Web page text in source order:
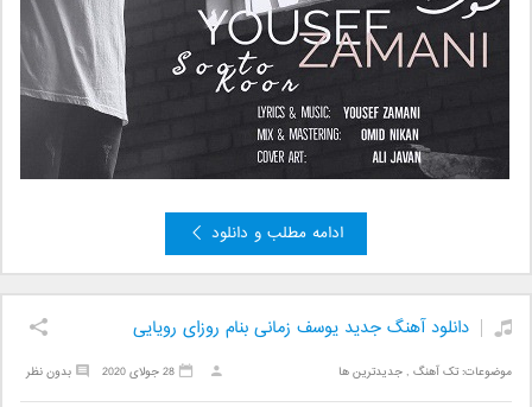
ادامه مطلب و دانلود
دانلود آهنگ جدید یوسف زمانی بنام روزای رویایی
موضوعات:تک آهنگ ,جدیدترین ها بدون نظر 28 جولای 2020